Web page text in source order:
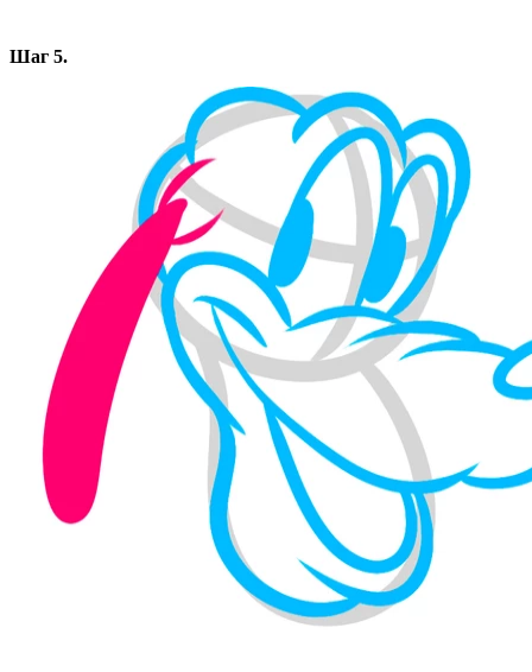
Шаг 5.